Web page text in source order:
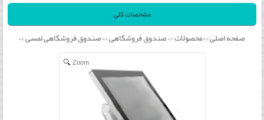
مشخصات کلی
صفحه اصلی>>محصولات>>صندوق فروشگاهی>>صندوق فروشگاهی لمسی>>
Zoom